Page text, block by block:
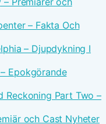
– Fakta Och
– Djupdykning I
Epokgörande
Reckoning Part Two –
och Cast Nyheter